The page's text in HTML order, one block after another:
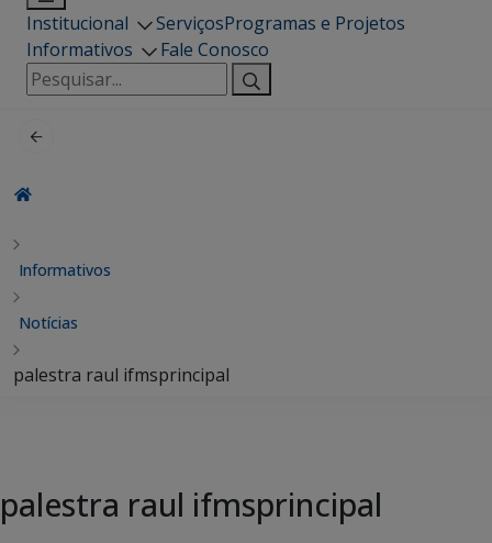
Institucional ServiçosProgramas e Projetos
Informativos
Fale Conosco
Pesquisar
por:
Informativos
Notícias
palestra raul ifmsprincipal
palestra raul ifmsprincipal